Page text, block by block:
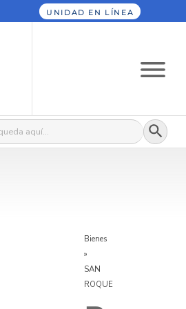
UNIDAD EN LÍNEA
Botón
Bienes
»
SAN
ROQUE